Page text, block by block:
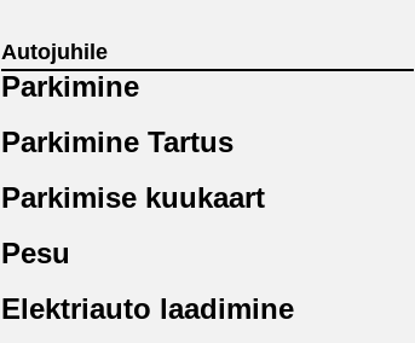
Autojuhile
Parkimine
Parkimine Tartus
Parkimise kuukaart
Pesu
Elektriauto laadimine